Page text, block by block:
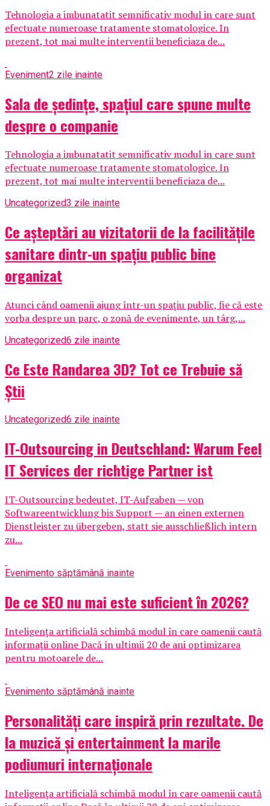
Tehnologia a imbunatatit semnificativ modul in care sunt
efectuate numeroase tratamente stomatologice. In
prezent, tot mai multe interventii beneficiaza de...
Eveniment2 zile inainte
Sala de ședințe, spațiul care spune multe
despre o companie
Tehnologia a imbunatatit semnificativ modul in care sunt
efectuate numeroase tratamente stomatologice. In
prezent, tot mai multe interventii beneficiaza de...
Uncategorized3 zile inainte
Ce așteptări au vizitatorii de la facilitățile
sanitare dintr-un spațiu public bine
organizat
Atunci când oamenii ajung într-un spațiu public, fie că este
vorba despre un parc, o zonă de evenimente, un târg,...
Uncategorized6 zile inainte
Ce Este Randarea 3D? Tot ce Trebuie să
Știi
Uncategorized6 zile inainte
IT-Outsourcing in Deutschland: Warum Feel
IT Services der richtige Partner ist
IT-Outsourcing bedeutet, IT-Aufgaben — von
Softwareentwicklung bis Support — an einen externen
Dienstleister zu übergeben, statt sie ausschließlich intern
zu...
Evenimento săptămână inainte
De ce SEO nu mai este suficient în 2026?
Inteligența artificială schimbă modul în care oamenii caută
informații online Dacă în ultimii 20 de ani optimizarea
pentru motoarele de...
Evenimento săptămână inainte
Personalități care inspiră prin rezultate. De
la muzică și entertainment la marile
podiumuri internaționale
Inteligența artificială schimbă modul în care oamenii caută